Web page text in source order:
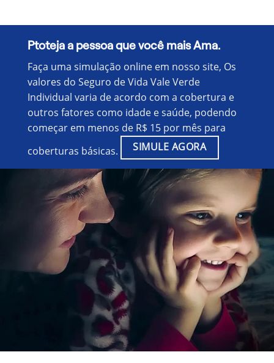
Ptoteja a pessoa que você mais Ama.
Faça uma simulação online em nosso site, Os
valores do Seguro de Vida Vale Verde
Individual varia de acordo com a cobertura e
outros fatores como idade e saúde, podendo
começar em menos de R$ 15 por mês para
coberturas básicas.
SIMULE AGORA